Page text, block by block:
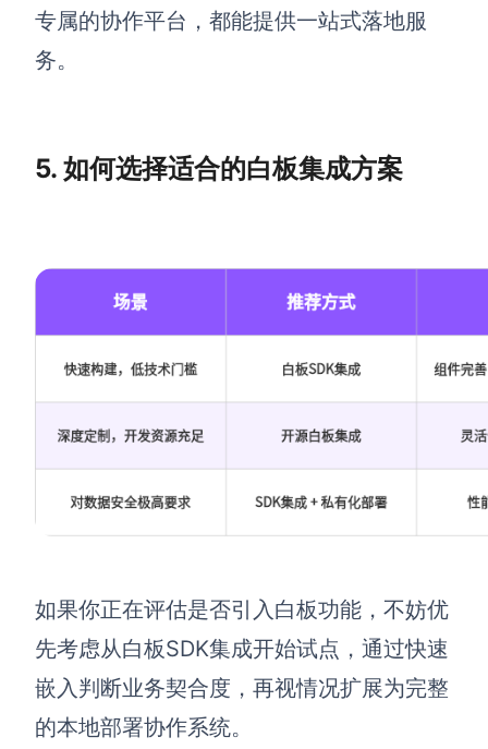
专属的协作平台，都能提供一站式落地服
务。
5. 如何选择适合的白板集成方案
如果你正在评估是否引入白板功能，不妨优
先考虑从白板SDK集成开始试点，通过快速
嵌入判断业务契合度，再视情况扩展为完整
的本地部署协作系统。